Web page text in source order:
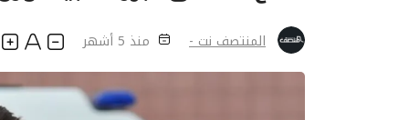
المنتصف نت - منذ 5 أشهر